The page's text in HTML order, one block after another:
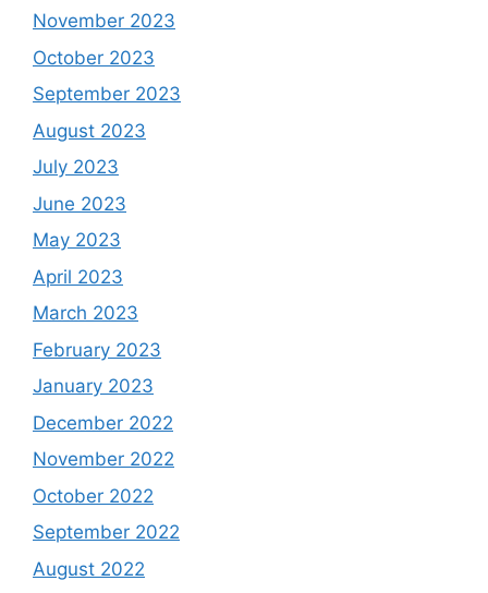
November 2023
October 2023
September 2023
August 2023
July 2023
June 2023
May 2023
April 2023
March 2023
February 2023
January 2023
December 2022
November 2022
October 2022
September 2022
August 2022